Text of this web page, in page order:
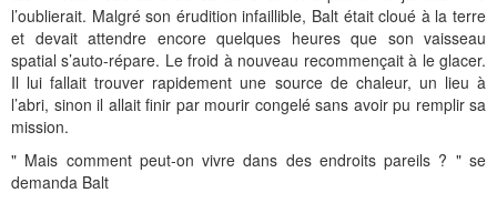
l’oublierait. Malgré son érudition infaillible, Balt était cloué à la terre
et devait attendre encore quelques heures que son vaisseau
spatial s’auto-répare. Le froid à nouveau recommençait à le glacer.
Il lui fallait trouver rapidement une source de chaleur, un lieu à
l’abri, sinon il allait finir par mourir congelé sans avoir pu remplir sa
mission.
" Mais comment peut-on vivre dans des endroits pareils ? " se
demanda Balt